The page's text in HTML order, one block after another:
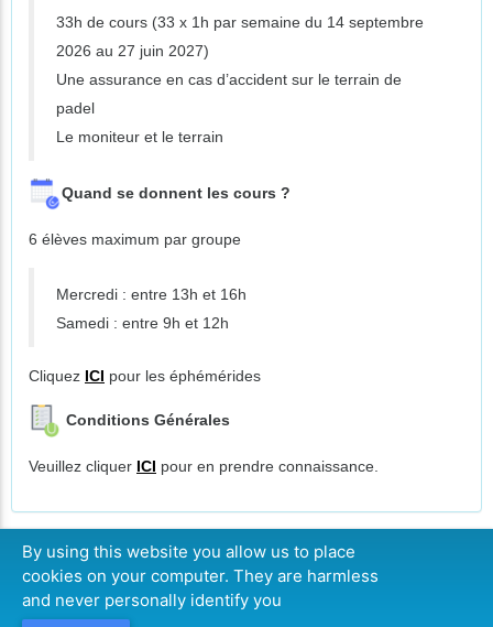
33h de cours (33 x 1h par semaine du 14 septembre
2026 au 27 juin 2027)
Une assurance en cas d’accident sur le terrain de
padel
Le moniteur et le terrain
Quand se donnent les cours ?
6 élèves maximum par groupe
Mercredi : entre 13h et 16h
Samedi : entre 9h et 12h
Cliquez ICI pour les éphémérides
Conditions Générales
Veuillez cliquer ICI pour en prendre connaissance.
CONTINUER
By using this website you allow us to place
cookies on your computer. They are harmless
and never personally identify you